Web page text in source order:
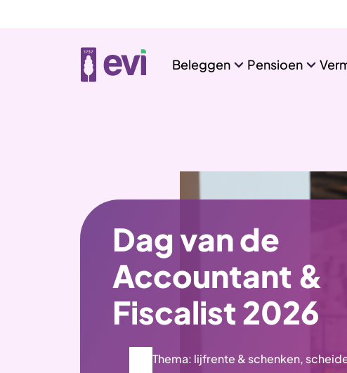
Beleggen Pensioen
Dag van de
Accountant &
Fiscalist 2026
Thema: lijfrente & schenken,